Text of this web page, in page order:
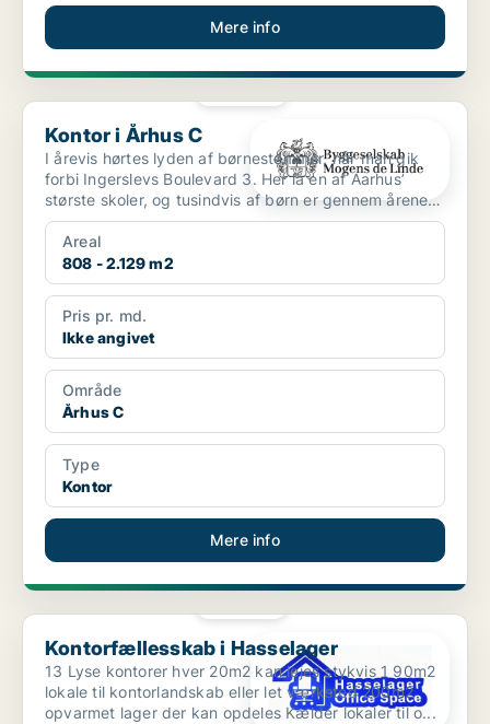
Mere info
Kontor i Århus C
Kontor i Århus C
I årevis hørtes lyden af børnestemmer, når man gik
forbi Ingerslevs Boulevard 3. Her lå en af Aarhus’
største skoler, og tusindvis af børn er gennem årene
gå...
Areal
808 - 2.129 m2
Pris pr. md.
Ikke angivet
Område
Århus C
Type
Kontor
Mere info
Kontorfællesskab i Hasselager
Kontorfællesskab i Hasselager
13 Lyse kontorer hver 20m2 kan lejes stykvis 1 90m2
lokale til kontorlandskab eller let værksted 200m2
opvarmet lager der kan opdeles Kælder lokaler til o...